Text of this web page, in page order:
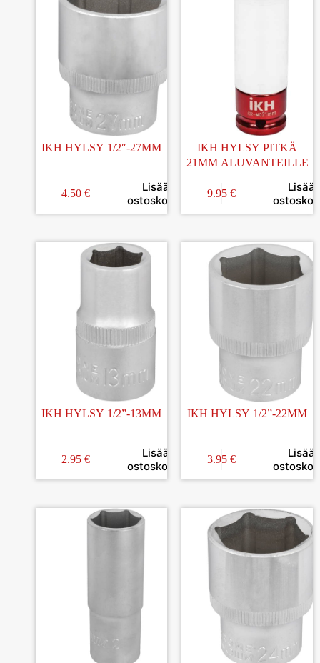
IKH HYLSY 1/2″-27MM
4.50 €
Lisää
ostoskoriin
IKH HYLSY PITKÄ
21MM ALUVANTEILLE
9.95 €
Lisää
IKH HYLSY 1/2”-13MM
2.95 €
Lisää
ostoskoriin
IKH HYLSY 1/2”-22MM
3.95 €
Lisää